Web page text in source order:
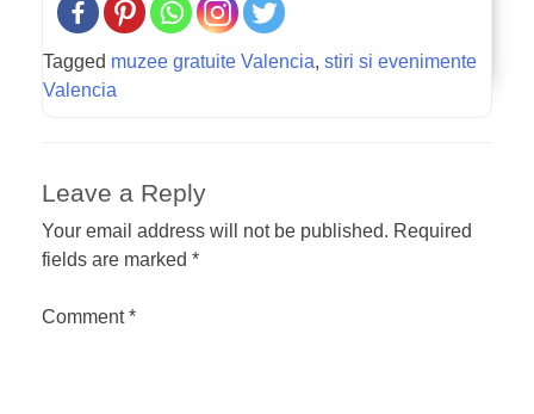
Tagged muzee gratuite Valencia, stiri si evenimente
Valencia
Leave a Reply
Your email address will not be published. Required
fields are marked *
Comment*